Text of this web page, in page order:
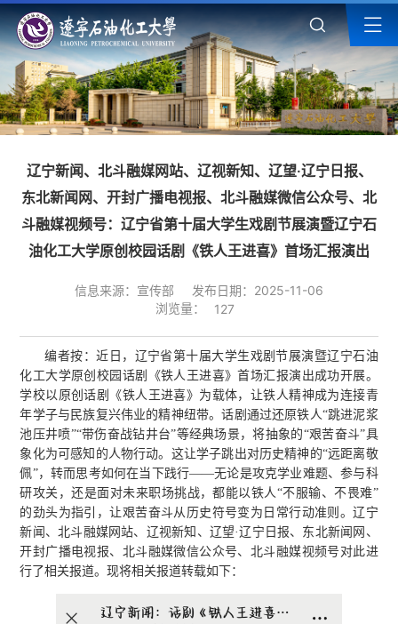
辽宁新闻、北斗融媒网站、辽视新知、辽望·辽宁日报、
东北新闻网、开封广播电视报、北斗融媒微信公众号、北
斗融媒视频号：辽宁省第十届大学生戏剧节展演暨辽宁石
油化工大学原创校园话剧《铁人王进喜》首场汇报演出
信息来源：宣传部
发布日期：2025-11-06
浏览量：
127
编者按：近日，辽宁省第十届大学生戏剧节展演暨辽宁石油
化工大学原创校园话剧《铁人王进喜》首场汇报演出成功开展。
学校以原创话剧《铁人王进喜》为载体，让铁人精神成为连接青
年学子与民族复兴伟业的精神纽带。话剧通过还原铁人“跳进泥浆
池压井喷”“带伤奋战钻井台”等经典场景，将抽象的“艰苦奋斗”具
象化为可感知的人物行动。这让学子跳出对历史精神的“远距离敬
佩”，转而思考如何在当下践行——无论是攻克学业难题、参与科
研攻关，还是面对未来职场挑战，都能以铁人“不服输、不畏难”
的劲头为指引，让艰苦奋斗从历史符号变为日常行动准则。辽宁
新闻、北斗融媒网站、辽视新知、辽望·辽宁日报、东北新闻网、
开封广播电视报、北斗融媒微信公众号、北斗融媒视频号对此进
行了相关报道。现将相关报道转载如下：